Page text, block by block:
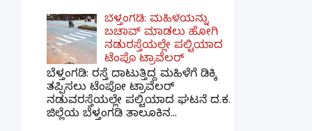
ಬೆಳ್ತಂಗಡಿ: ಮಹಿಳೆಯನ್ನು
ಬಚಾವ್ ಮಾಡಲು ಹೋಗಿ
ನಡುರಸ್ತೆಯಲ್ಲೇ ಪಲ್ಟಿಯಾದ
ಟೆಂಪೊ ಟ್ರಾವೆಲರ್
ಬೆಳ್ತಂಗಡಿ: ರಸ್ತೆ ದಾಟುತ್ತಿದ್ದ ಮಹಿಳೆಗೆ ಡಿಕ್ಕಿ
ತಪ್ಪಿಸಲು ಟೆಂಪೋ ಟ್ರಾವೆಲರ್
ನಡುವರಸ್ತೆಯಲ್ಲೇ ಪಲ್ಟಿಯಾದ ಘಟನೆ ದ.ಕ.
ಜಿಲ್ಲೆಯ ಬೆಳ್ತಂಗಡಿ ತಾಲೂಕಿನ...